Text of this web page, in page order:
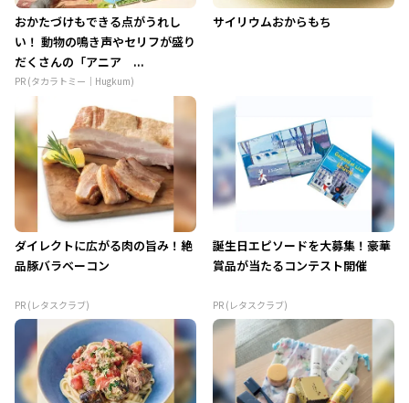
おかたづけもできる点がうれし
い！ 動物の鳴き声やセリフが盛り
だくさんの「アニア ...
PR (タカラトミー｜Hugkum)
サイリウムおからもち
ダイレクトに広がる肉の旨み！絶
品豚バラベーコン
PR (レタスクラブ)
誕生日エピソードを大募集！豪華
賞品が当たるコンテスト開催
PR (レタスクラブ)